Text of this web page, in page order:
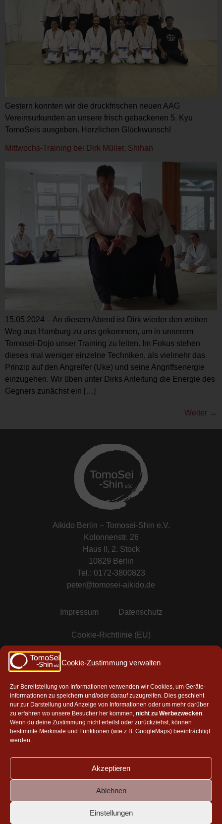
Cookie-Zustimmung verwalten
Zur Bereitstellung von Informationen verwenden wir Cookies, um Geräte-
informationen zu speichern und/oder darauf zuzugreifen. Dies geschieht
nur zur Darstellung und Anzeige von Informationen oder um mehr darüber
zu erfahren wo unsere Besucher her kommen, nicht zu Werbezwecken.
Wenn du deine Zustimmung nicht erteilst oder zurückziehst, können
bestimmte Merkmale und Funktionen (wie z.B. GoogleMaps) beeinträchtigt
werden.
Akzeptieren
Ablehnen
Einstellungen
Gestern konnten wir die druckfrischen neuen AAG
Vereinsurkunden an unsere frisch gebackenen 5. Kyu
TomoSeis ausgeben. Herzlichen Glückwunsch!
Mittwochs-Training bei Dirk Müller, Shihan
15.05.2024 – An diesem Abend ist Dirk wieder den weiten
Weg aus Hamburg zu uns gekommen, um in unserem
Tomosei-Dojo unser Training zu leiten. Im Fokus stehen
dieses mal weniger einzelne Techniken, als vielmehr das
Prinzip auf den Angreifer (Uke) und seine Angriffsenergie
einzugehen. Wir üben unter Dirks Anleitung die Energie des
Gegners zunächst ein […]
Weiter →
Aikido Berlin – Tomosei-Shin e.V.
Kolonnenstr. 26
Haus II, 2. Stock
10829 Berlin
Tel.: 0172-3800823
peter@tomosei-aikido.de
Impressum Datenschutz
Cookie-Richtlinie (EU)
Mitgliedschaften & Partner
Mitglied in der AAG e.V.
Aikido Toyonaka Shosenji Dojo
Yamashima, Japan|Masatake-kai, Israel
Aikido Shoryukai, Belgien|Vanadis Dojo, Stockholm